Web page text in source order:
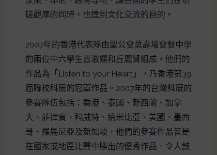
磋觀摩的同時，也達到文化交流的目的。
2007年的香港代表隊由聖公會莫壽增會督中學
的兩位中六學生曹淑嫻和丘麗賢組成，他們的
作品為「Listen to your Heart」，乃香港第39
屆聯校科展的冠軍作品。2007年的台灣科展的
參賽隊伍包括：香港、泰國、新西蘭、加拿
大、菲律賓、科威特、納米比亞、美國、墨西
哥、羅馬尼亞及新加坡，他們的參賽作品皆是
在國家或地區比賽中勝出的優秀作品。令人鼓